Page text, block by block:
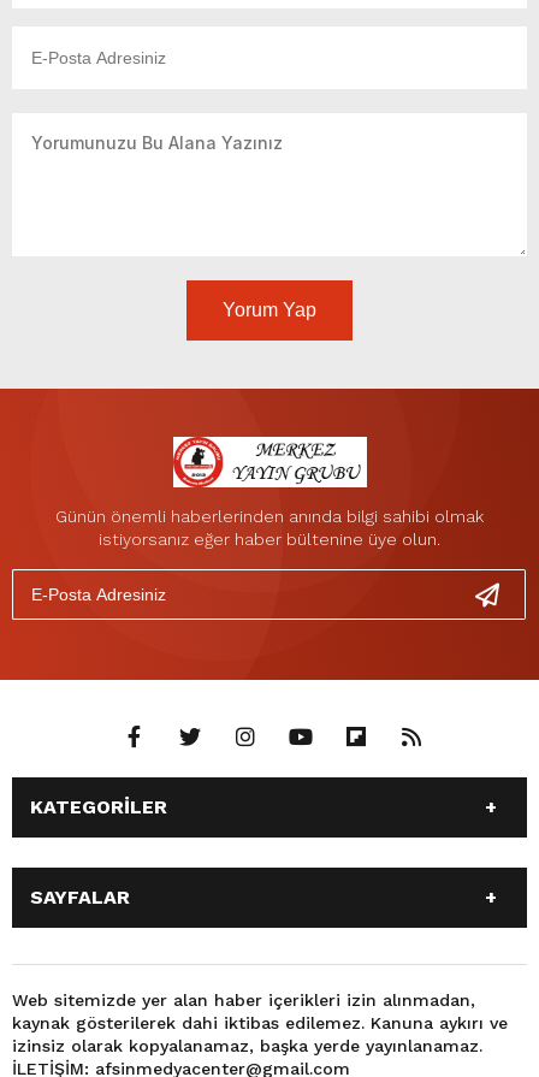
Yorum Yap
Günün önemli haberlerinden anında bilgi sahibi olmak
istiyorsanız eğer haber bültenine üye olun.
KATEGORİLER
ANASAYFA
GÜNDEM
SİYASET
SPOR
EKONOMİ
TEKNOLOJİ
3. SAYFA
BÜYÜKŞEHİR BELEDİYESİ
DÜNYA
FOTO GALERİ
KÜLTÜR SANAT
MAGAZİN
OTOMOBİL
SAYFALAR
SİYASET
EĞİTİM
SPOR
EKONOMİ
TEKNOLOJİ
3. SAYFA
Web sitemizde yer alan haber içerikleri izin alınmadan,
kaynak gösterilerek dahi iktibas edilemez. Kanuna aykırı ve
izinsiz olarak kopyalanamaz, başka yerde yayınlanamaz.
İLETİŞİM: afsinmedyacenter@gmail.com